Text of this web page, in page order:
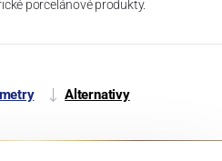
porcelánové produkty.
Alternativy